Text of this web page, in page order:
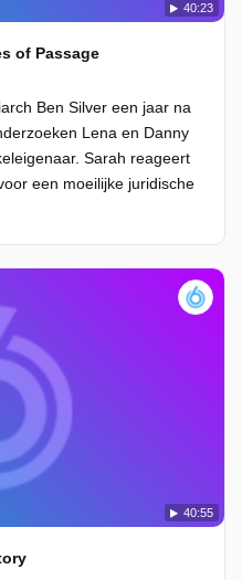
40:23
of Passage
Ben Silver een jaar na
Lena en Danny
Sarah reageert
een moeilijke juridische
40:55